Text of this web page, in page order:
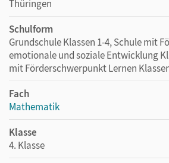
Thüringen
Schulform
Grundschule Klassen 1-4, Schule mit
emotionale und soziale Entwicklung
mit Förderschwerpunkt Lernen
Fach
Mathematik
Klasse
4. Klasse